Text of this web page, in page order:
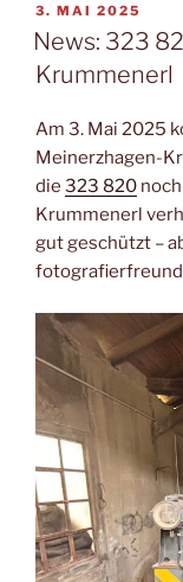
VERÖFFENTLICHT
AM
3. MAI 2025
News: 323
Krummenerl
Am 3. Mai 2025
Meinerzhagen-
die 323 820
Krummenerl
gut geschützt –